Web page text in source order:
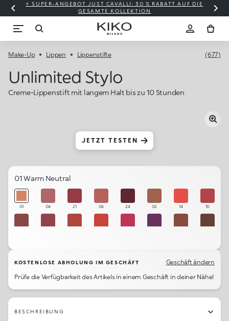
⚡ SUPER-ANGEBOT JUST CAVALLI: 30 % RABATT AUF DIE
GESAMTE KOLLEKTION
Make-Up Lippen Lippenstifte (677)
Unlimited Stylo
Creme-Lippenstift mit langem Halt bis zu 10 Stunden
JETZT TESTEN
01 Warm Neutral
01 04 21 06 24 02 14 10
KOSTENLOSE ABHOLUNG IM GESCHÄFT
Geschäft ändern
Prüfe die Verfügbarkeit des Artikels in einem Geschäft in deiner Nähe!
BESCHREIBUNG